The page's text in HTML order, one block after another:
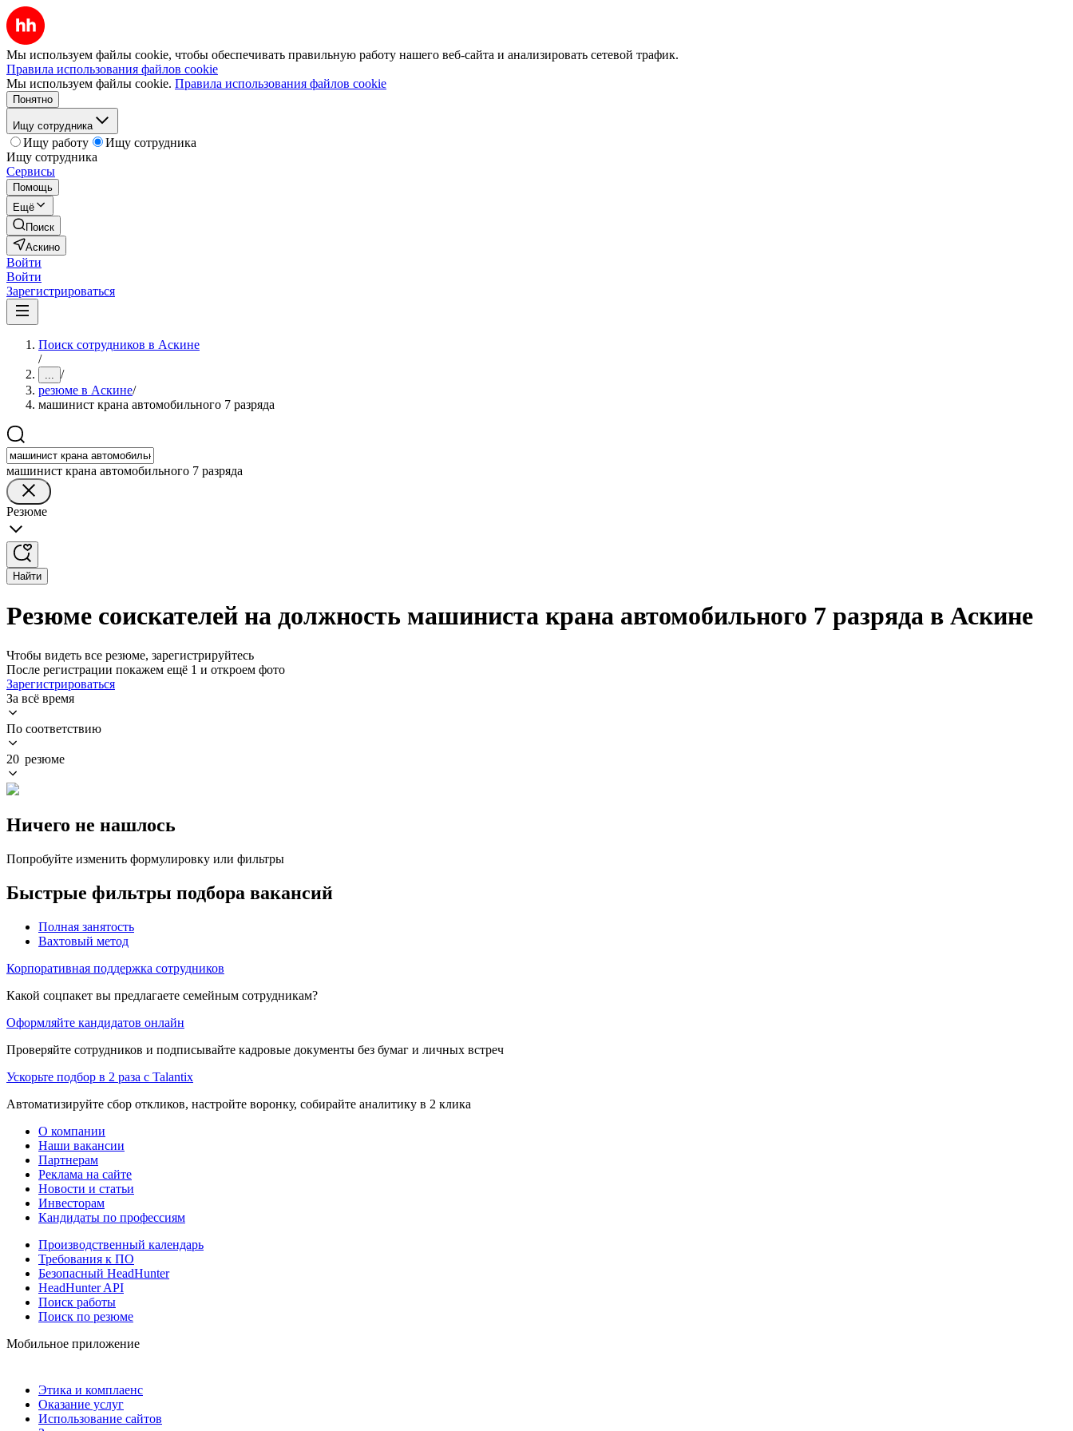
Мы используем файлы cookie, чтобы обеспечивать правильную работу нашего веб-сайта и анализировать сетевой трафик.
Правила использования файлов cookie
Мы используем файлы cookie. Правила использования файлов cookie
Понятно
Ищу сотрудника
Ищу работу
Ищу сотрудника
Ищу сотрудника
Сервисы
Помощь
Ещё
Поиск
Аскино
Войти
Войти
Зарегистрироваться
Поиск сотрудников в Аскине
/
... /
резюме в Аскине/
машинист крана автомобильного 7 разряда
машинист крана автомобильного 7 разряда
Резюме
Найти
Резюме соискателей на должность машиниста крана автомобильного 7 разряда в Аскине
Чтобы видеть все резюме, зарегистрируйтесь
После регистрации покажем ещё 1 и откроем фото
Зарегистрироваться
За всё время
По соответствию
20 резюме
Ничего не нашлось
Попробуйте изменить формулировку или фильтры
Быстрые фильтры подбора вакансий
Полная занятость
Вахтовый метод
Корпоративная поддержка сотрудников
Какой соцпакет вы предлагаете семейным сотрудникам?
Оформляйте кандидатов онлайн
Проверяйте сотрудников и подписывайте кадровые документы без бумаг и личных встреч
Ускорьте подбор в 2 раза с Talantix
Автоматизируйте сбор откликов, настройте воронку, собирайте аналитику в 2 клика
О компании
Наши вакансии
Партнерам
Реклама на сайте
Новости и статьи
Инвесторам
Кандидаты по профессиям
Производственный календарь
Требования к ПО
Безопасный HeadHunter
HeadHunter API
Поиск работы
Поиск по резюме
Мобильное приложение
Этика и комплаенс
Оказание услуг
Использование сайтов